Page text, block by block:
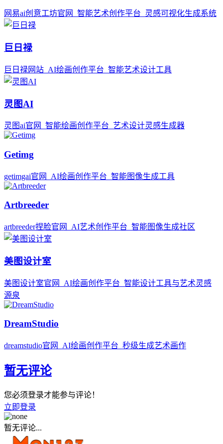
网易ai创意工坊官网_智能艺术创作平台_灵感可视化生成系统
巨日禄
巨日禄网站_AI绘画创作平台_智能艺术设计工具
灵图AI
灵图ai官网_智能绘画创作平台_艺术设计灵感生成器
Getimg
getimgai官网_AI绘画创作平台_智能图像生成工具
Artbreeder
artbreeder捏脸官网_AI艺术创作平台_智能图像生成社区
美图设计室
美图设计室官网_AI绘画创作平台_智能设计工具与艺术灵感
源泉
DreamStudio
dreamstudio官网_AI绘画创作平台_秒级生成艺术画作
暂无评论
您必须登录才能参与评论！
立即登录
暂无评论...